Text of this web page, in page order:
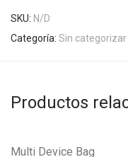
SKU: N/D
Categoría: Sin categorizar
Productos
Multi Device Bag